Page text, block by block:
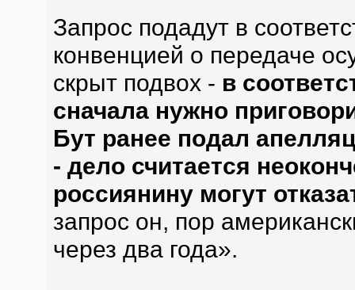
Запрос подадут в
конвенцией о передаче
скрыт подвох - в
сначала нужно
Бут ранее подал
- дело считается
россиянину могут
запрос он, пор
через два года».